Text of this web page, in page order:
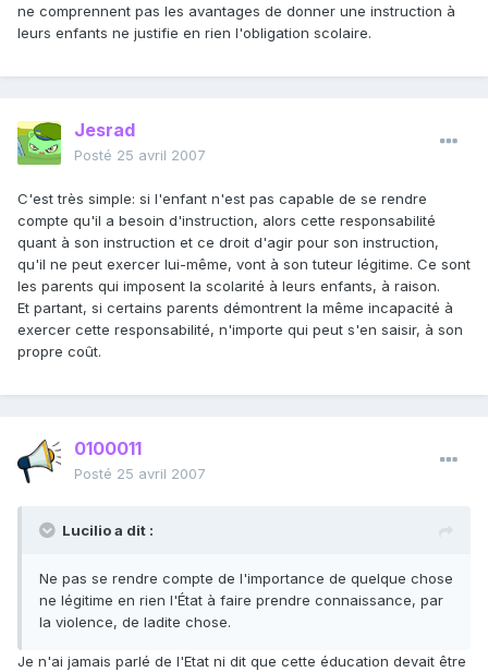
ne comprennent pas les avantages de donner une instruction à
leurs enfants ne justifie en rien l'obligation scolaire.
Jesrad
Posté 25 avril 2007
C'est très simple: si l'enfant n'est pas capable de se rendre
compte qu'il a besoin d'instruction, alors cette responsabilité
quant à son instruction et ce droit d'agir pour son instruction,
qu'il ne peut exercer lui-même, vont à son tuteur légitime. Ce sont
les parents qui imposent la scolarité à leurs enfants, à raison.
Et partant, si certains parents démontrent la même incapacité à
exercer cette responsabilité, n'importe qui peut s'en saisir, à son
propre coût.
0100011
Posté 25 avril 2007
Lucilio a dit :
Ne pas se rendre compte de l'importance de quelque chose
ne légitime en rien l'État à faire prendre connaissance, par
la violence, de ladite chose.
Je n'ai jamais parlé de l'Etat ni dit que cette éducation devait être